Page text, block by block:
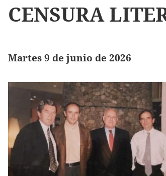
CENSURA
Martes 9 de junio de 2026